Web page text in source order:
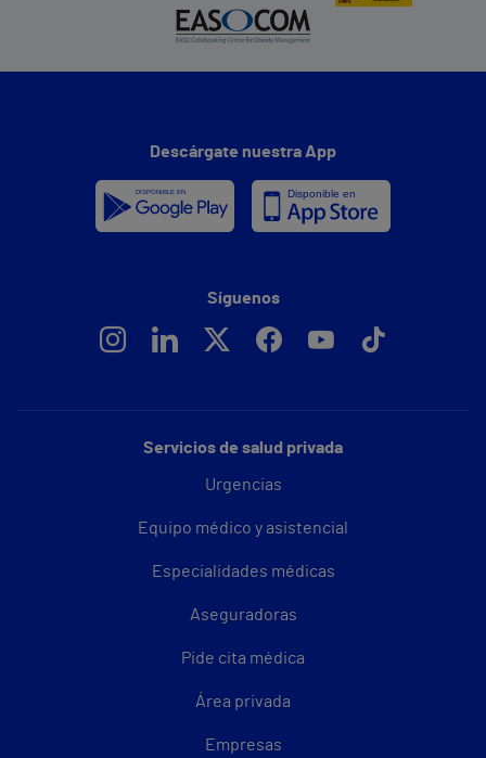
Servicios de salud privada
Urgencias
Equipo médico y asistencial
Especialidades médicas
Aseguradoras
Pide cita médica
Área privada
Empresas
Descárgate nuestra App
Síguenos